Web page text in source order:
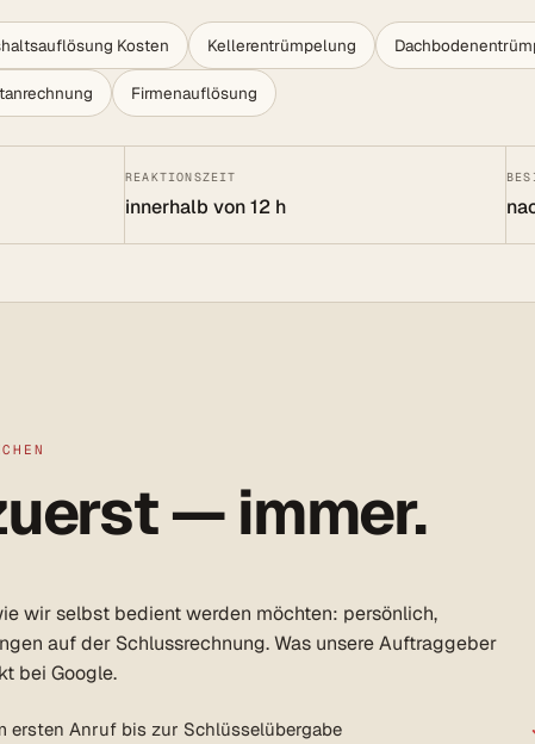
Kosten Kellerentrümpelung
Firmenauflösung
REAKTIONSZEIT
innerhalb von 12 h
— immer.
wir selbst bedient werden möchten: persönlich,
auf der Schlussrechnung. Was unsere Auftraggeber
bei Google.
ersten Anruf bis zur Schlüsselübergabe